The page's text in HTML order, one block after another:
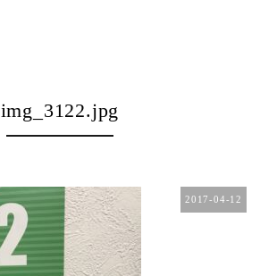
img_3122.jpg
2017-04-12